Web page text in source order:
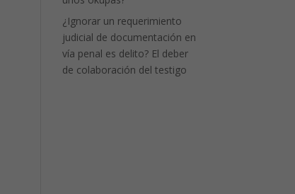
¿Ignorar un requerimiento
judicial de documentación en
vía penal es delito? El deber
de colaboración del testigo